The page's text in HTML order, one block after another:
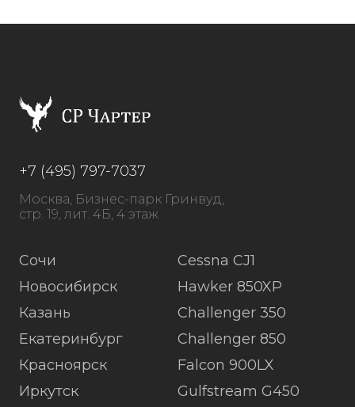
+7 (495) 797-7037
Москва, Бизнес-парк Гринвуд,
стр. 19, лит. 4Б, 4 этаж
Сочи
Новосибирск
Казань
Екатеринбург
Красноярск
Иркутск
Cessna CJ1
Hawker 850XP
Challenger 350
Challenger 850
Falcon 900LX
Gulfstream G450